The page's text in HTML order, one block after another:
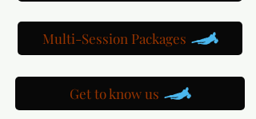
Multi-Session Packages
Get to know us